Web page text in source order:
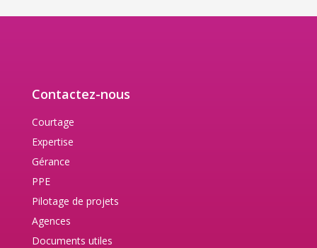
Contactez-nous
Courtage
Expertise
Gérance
PPE
Pilotage de projets
Agences
Documents utiles